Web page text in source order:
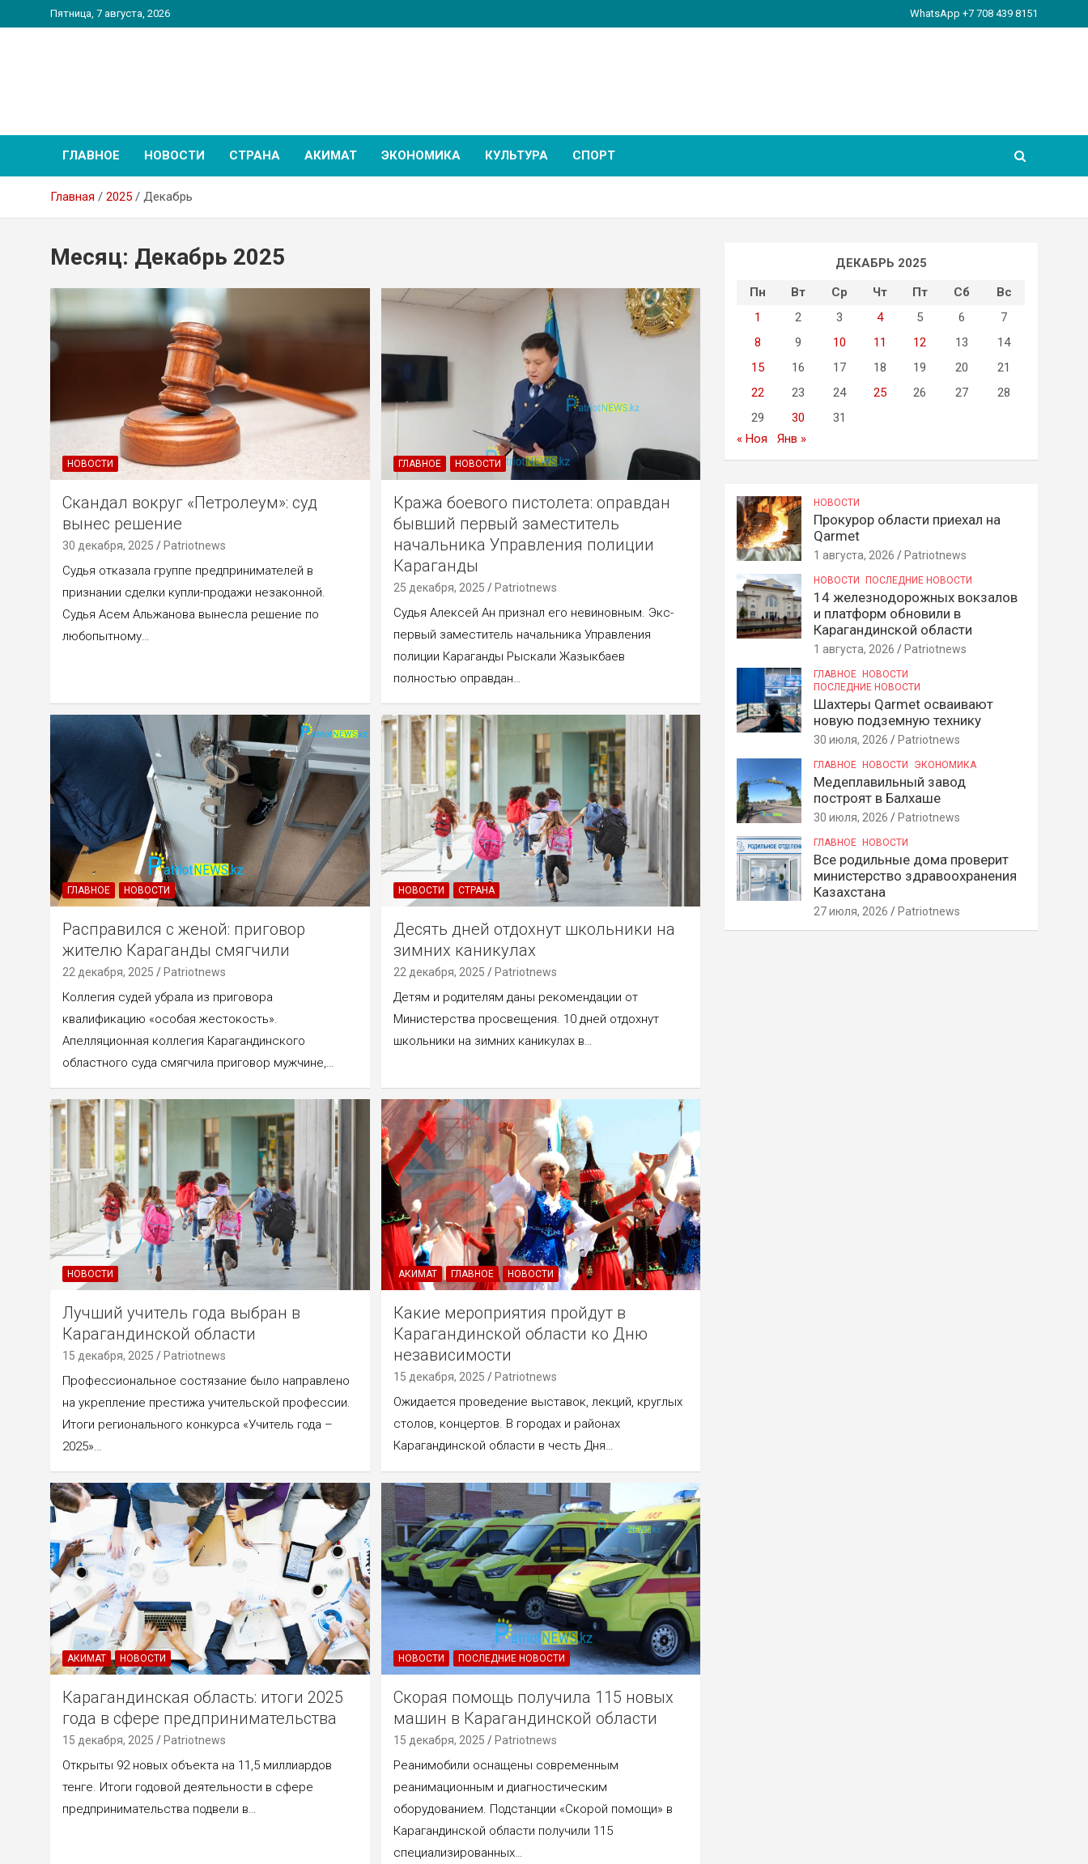
к
Пятница, 7 августа, 2026 WhatsApp +7 708 439 8151
ГЛАВНОЕ НОВОСТИ СТРАНА АКИМАТ ЭКОНОМИКА КУЛЬТУРА СПОРТ
Главная 2025 Декабрь
Месяц: Декабрь 2025
НОВОСТИ
Скандал вокруг «Петролеум»: суд
вынес решение
30 декабря, 2025 Patriotnews
Судья отказала группе предпринимателей в
признании сделки купли-продажи незаконной.
Судья Асем Альжанова вынесла решение по
любопытному…
ГЛАВНОЕ НОВОСТИ
Кража боевого пистолета: оправдан
бывший первый заместитель
начальника Управления полиции
Караганды
25 декабря, 2025 Patriotnews
Судья Алексей Ан признал его невиновным. Экс-
первый заместитель начальника Управления
полиции Караганды Рыскали Жазыкбаев
полностью оправдан…
ГЛАВНОЕ НОВОСТИ
Расправился с женой: приговор
жителю Караганды смягчили
22 декабря, 2025 Patriotnews
Коллегия судей убрала из приговора
квалификацию «особая жестокость».
Апелляционная коллегия Карагандинского
областного суда смягчила приговор мужчине,…
НОВОСТИ СТРАНА
Десять дней отдохнут школьники на
зимних каникулах
22 декабря, 2025 Patriotnews
Детям и родителям даны рекомендации от
Министерства просвещения. 10 дней отдохнут
школьники на зимних каникулах в…
НОВОСТИ
Лучший учитель года выбран в
Карагандинской области
15 декабря, 2025 Patriotnews
Профессиональное состязание было направлено
на укрепление престижа учительской профессии.
Итоги регионального конкурса «Учитель года –
2025»…
АКИМАТ ГЛАВНОЕ НОВОСТИ
Какие мероприятия пройдут в
Карагандинской области ко Дню
независимости
15 декабря, 2025 Patriotnews
Ожидается проведение выставок, лекций, круглых
столов, концертов. В городах и районах
Карагандинской области в честь Дня…
АКИМАТ НОВОСТИ
Карагандинская область: итоги 2025
года в сфере предпринимательства
15 декабря, 2025 Patriotnews
Открыты 92 новых объекта на 11,5 миллиардов
тенге. Итоги годовой деятельности в сфере
предпринимательства подвели в…
НОВОСТИ ПОСЛЕДНИЕ НОВОСТИ
Скорая помощь получила 115 новых
машин в Карагандинской области
15 декабря, 2025 Patriotnews
Реанимобили оснащены современным
реанимационным и диагностическим
оборудованием. Подстанции «Скорой помощи» в
Карагандинской области получили 115
специализированных…
ДЕКАБРЬ 2025
Пн
Вт Ср Чт Пт Сб
Вс
1
2 3 4 5 6
7
8
9 10 11 12 13
14
15
16 17 18 19 20
21
22
23 24 25 26 27
28
29
30
31
« Ноя
Янв »
НОВОСТИ
Прокурор области приехал на
Qarmet
1 августа, 2026 Patriotnews
НОВОСТИ ПОСЛЕДНИЕ НОВОСТИ
14 железнодорожных вокзалов
и платформ обновили в
Карагандинской области
1 августа, 2026 Patriotnews
ГЛАВНОЕ
НОВОСТИ
ПОСЛЕДНИЕ НОВОСТИ
Шахтеры Qarmet осваивают
новую подземную технику
30 июля, 2026 Patriotnews
ГЛАВНОЕ НОВОСТИ ЭКОНОМИКА
Медеплавильный завод
построят в Балхаше
30 июля, 2026 Patriotnews
ГЛАВНОЕ НОВОСТИ
Все родильные дома проверит
министерство здравоохранения
Казахстана
27 июля, 2026 Patriotnews